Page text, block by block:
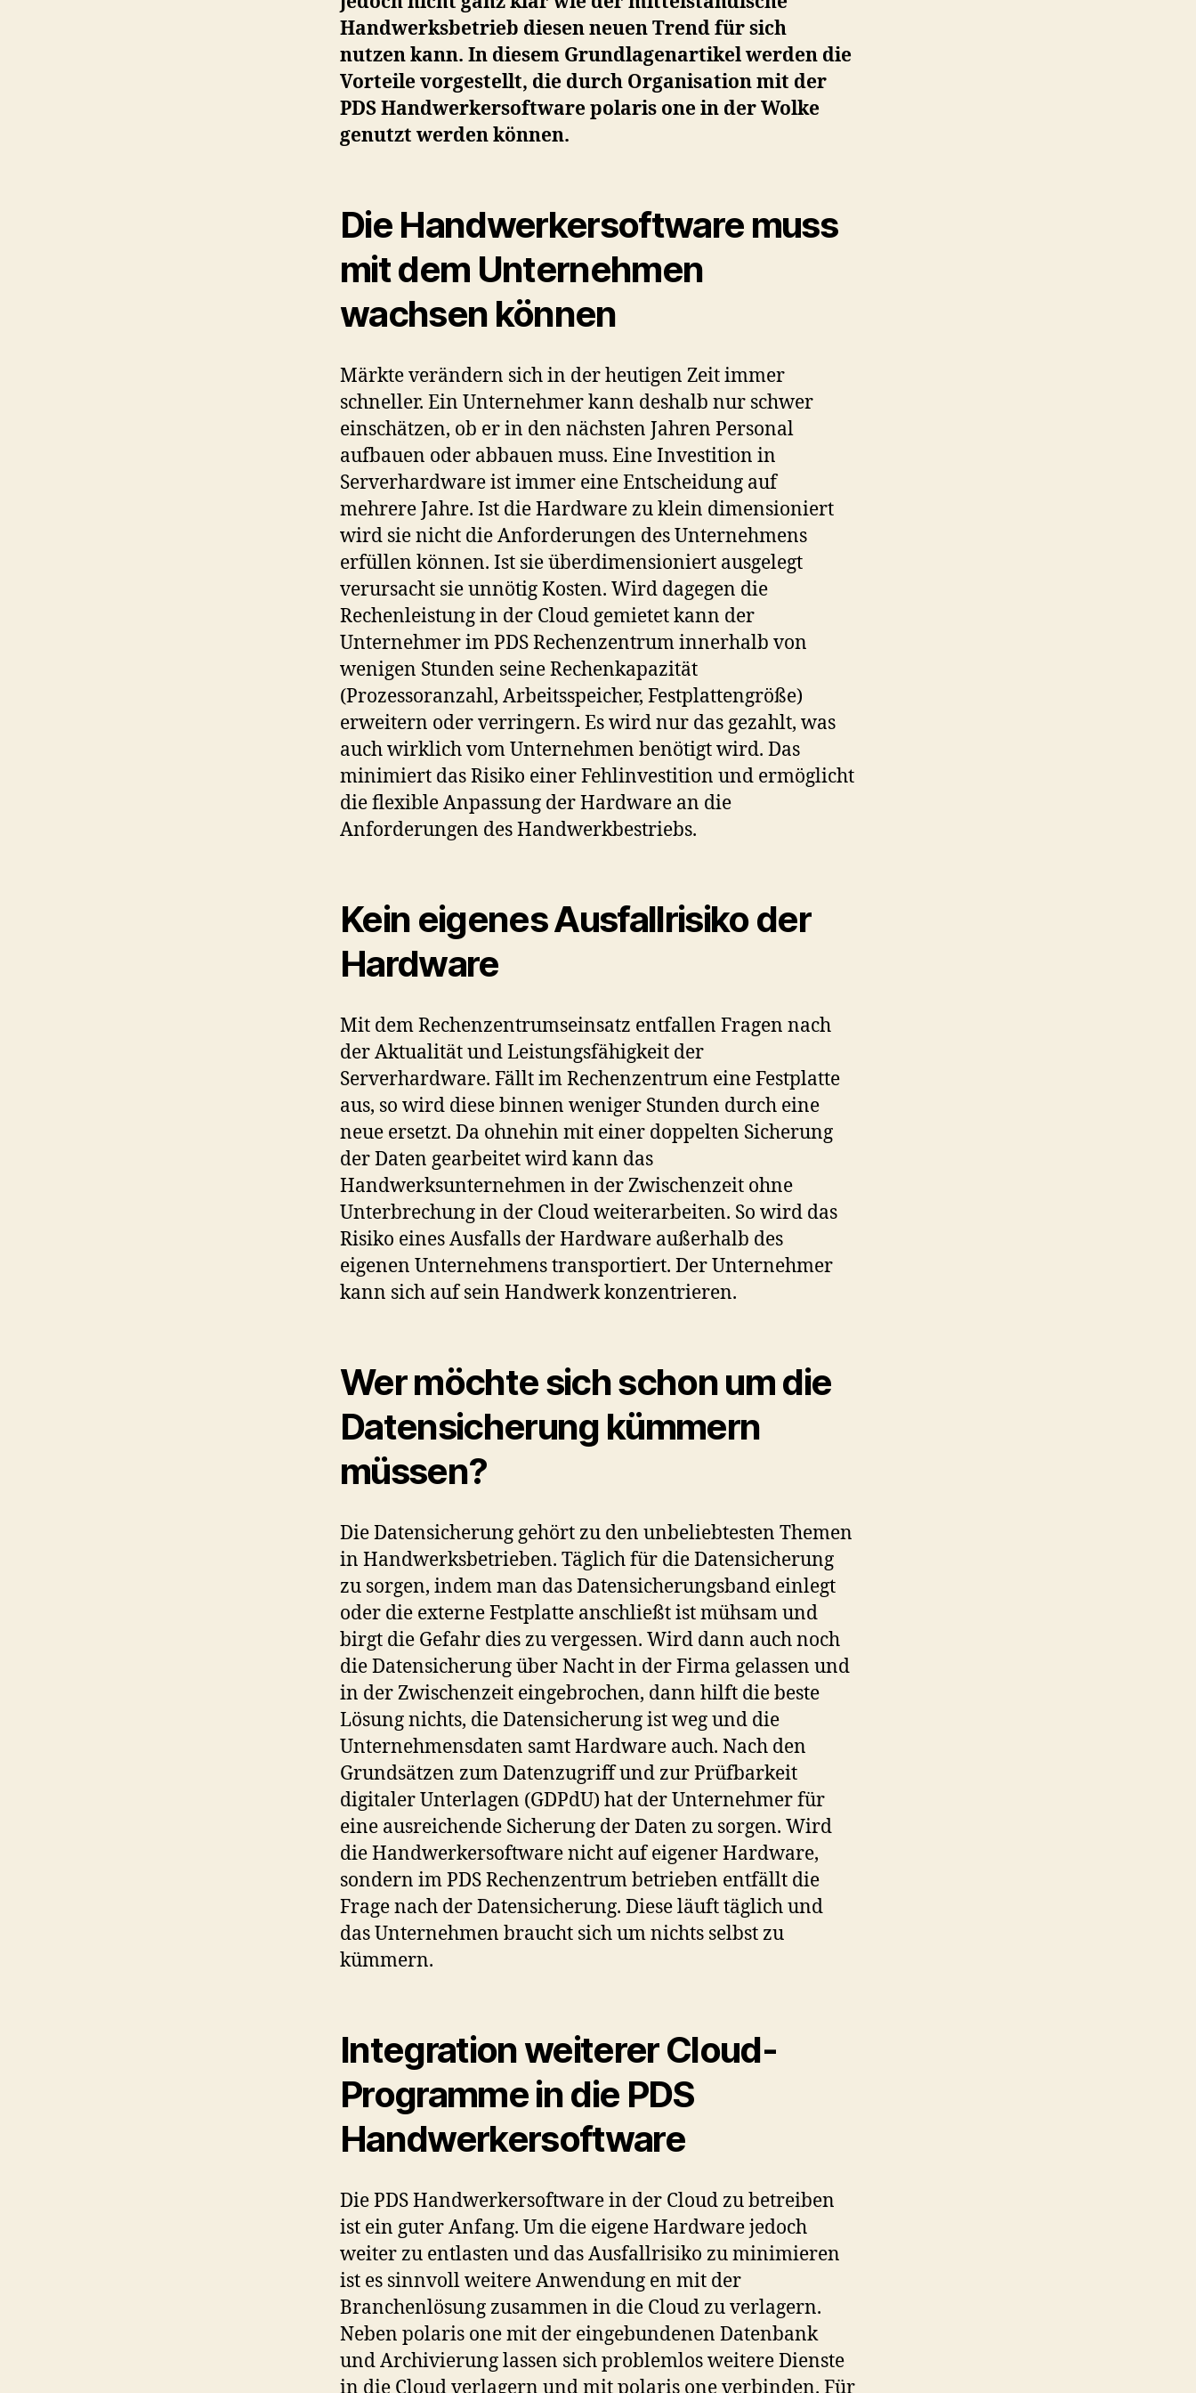
Handwerksbetrieb diesen neuen Trend für sich
nutzen kann. In diesem Grundlagenartikel werden die
Vorteile vorgestellt, die durch Organisation mit der
PDS Handwerkersoftware polaris one in der Wolke
genutzt werden können.
Die Handwerkersoftware muss
mit dem Unternehmen
wachsen können
Märkte verändern sich in der heutigen Zeit immer
schneller. Ein Unternehmer kann deshalb nur schwer
einschätzen, ob er in den nächsten Jahren Personal
aufbauen oder abbauen muss. Eine Investition in
Serverhardware ist immer eine Entscheidung auf
mehrere Jahre. Ist die Hardware zu klein dimensioniert
wird sie nicht die Anforderungen des Unternehmens
erfüllen können. Ist sie überdimensioniert ausgelegt
verursacht sie unnötig Kosten. Wird dagegen die
Rechenleistung in der Cloud gemietet kann der
Unternehmer im PDS Rechenzentrum innerhalb von
wenigen Stunden seine Rechenkapazität
(Prozessoranzahl, Arbeitsspeicher, Festplattengröße)
erweitern oder verringern. Es wird nur das gezahlt, was
auch wirklich vom Unternehmen benötigt wird. Das
minimiert das Risiko einer Fehlinvestition und ermöglicht
die flexible Anpassung der Hardware an die
Anforderungen des Handwerkbestriebs.
Kein eigenes Ausfallrisiko der
Hardware
Mit dem Rechenzentrumseinsatz entfallen Fragen nach
der Aktualität und Leistungsfähigkeit der
Serverhardware. Fällt im Rechenzentrum eine Festplatte
aus, so wird diese binnen weniger Stunden durch eine
neue ersetzt. Da ohnehin mit einer doppelten Sicherung
der Daten gearbeitet wird kann das
Handwerksunternehmen in der Zwischenzeit ohne
Unterbrechung in der Cloud weiterarbeiten. So wird das
Risiko eines Ausfalls der Hardware außerhalb des
eigenen Unternehmens transportiert. Der Unternehmer
kann sich auf sein Handwerk konzentrieren.
Wer möchte sich schon um die
Datensicherung kümmern
müssen?
Die Datensicherung gehört zu den unbeliebtesten Themen
in Handwerksbetrieben. Täglich für die Datensicherung
zu sorgen, indem man das Datensicherungsband einlegt
oder die externe Festplatte anschließt ist mühsam und
birgt die Gefahr dies zu vergessen. Wird dann auch noch
die Datensicherung über Nacht in der Firma gelassen und
in der Zwischenzeit eingebrochen, dann hilft die beste
Lösung nichts, die Datensicherung ist weg und die
Unternehmensdaten samt Hardware auch. Nach den
Grundsätzen zum Datenzugriff und zur Prüfbarkeit
digitaler Unterlagen (GDPdU) hat der Unternehmer für
eine ausreichende Sicherung der Daten zu sorgen. Wird
die Handwerkersoftware nicht auf eigener Hardware,
sondern im PDS Rechenzentrum betrieben entfällt die
Frage nach der Datensicherung. Diese läuft täglich und
das Unternehmen braucht sich um nichts selbst zu
kümmern.
Integration weiterer Cloud-
Programme in die PDS
Handwerkersoftware
Die PDS Handwerkersoftware in der Cloud zu betreiben
ist ein guter Anfang. Um die eigene Hardware jedoch
weiter zu entlasten und das Ausfallrisiko zu minimieren
ist es sinnvoll weitere Anwendung en mit der
Branchenlösung zusammen in die Cloud zu verlagern.
Neben polaris one mit der eingebundenen Datenbank
und Archivierung lassen sich problemlos weitere Dienste
in die Cloud verlagern und mit polaris one verbinden. Für